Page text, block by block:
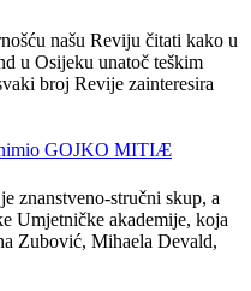
našu Reviju čitati kako u
u Osijeku unatoč teškim
broj Revije zainteresira
znanstveno-stručni skup, a
Umjetničke akademije, koja
Zubović, Mihaela Devald,